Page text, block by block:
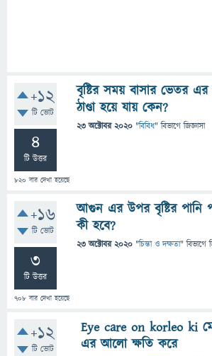
+12
টি ভোট
4
টি উত্তর
820 বার দেখা হয়েছে
বৃষ্টির সময় বাসার ভেতর
ঠাণ্ডা হয়ে যায় কেন?
23 অক্টোবর 2020 "বিবিধ" বিভাগে জিজ্ঞাসা
+16
টি ভোট
3
টি উত্তর
708 বার দেখা হয়েছে
আগুন এর উপর বৃষ্টির পানি
কী হবে?
23 অক্টোবর 2020 "চিন্তা ও দক্ষতা" বিভাগে
+12
টি ভোট
Eye care on korleo ki
এর আলো ক্ষতি করে